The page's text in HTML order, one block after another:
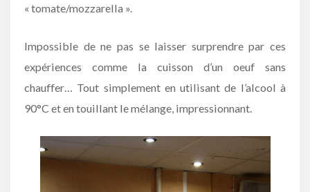
« tomate/mozzarella ».
Impossible de ne pas se laisser surprendre par ces
expériences comme la cuisson d’un oeuf sans
chauffer… Tout simplement en utilisant de l’alcool à
90°C et en touillant le mélange, impressionnant.